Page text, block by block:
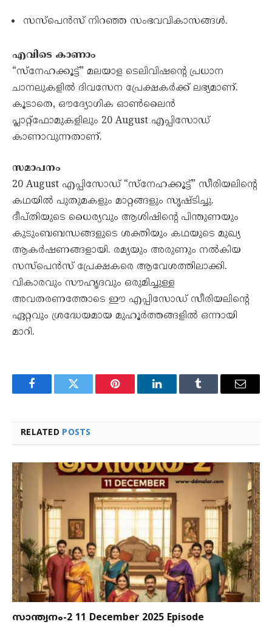
സസ്പെൻസ് നിറഞ്ഞ സംഭവവികാസങ്ങൾ.
എവിടെ കാണാം
“സ്നേഹക്കൂട്ട്” മലയാള ടെലിവിഷന്റെ പ്രധാന
ചാനലുകളിൽ ദിവസേന പ്രേക്ഷകർക്ക് ലഭ്യമാണ്.
കൂടാതെ, ഔദ്യോഗിക ഓൺലൈൻ
പ്ലാറ്റ്‌ഫോമുകളിലും 20 August എപ്പിസോഡ്
കാണാവുന്നതാണ്.
സമാപനം
20 August എപ്പിസോഡ് “സ്നേഹക്കൂട്ട്” സീരിയലിന്റെ
കഥയിൽ പുതുമകളും മാറ്റങ്ങളും സൃഷ്ടിച്ചു.
ദീപ്തിയുടെ ധൈര്യവും ആശിഷിന്റെ പിന്തുണയും
കുടുംബബന്ധങ്ങളുടെ ശക്തിയും കഥയുടെ മുഖ്യ
ആകർഷണങ്ങളായി. രമ്യയും അരുണും നൽകിയ
സസ്പെൻസ് പ്രേക്ഷകരെ ആവേശത്തിലാക്കി.
വികാരവും സൗഹൃദവും ഒരുമിച്ചുള്ള
അവതരണത്തോടെ ഈ എപ്പിസോഡ് സീരിയലിന്റെ
ഏറ്റവും ശ്രദ്ധേയമായ മുഹൂർത്തങ്ങളിൽ ഒന്നായി
മാറി.
FacebookTwitter Pinterest LinkedInTumblr Email
RELATED POSTS
സാന്ത്വനം-2 11 December 2025 Episode